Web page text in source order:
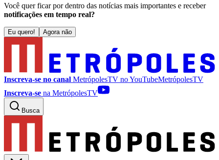
Você quer ficar por dentro das notícias mais importantes e receber
notificações em tempo real?
Eu quero! Agora não
Inscreva-se no canal MetrópolesTV noYouTubeMetrópolesTV
Inscreva-se na MetrópolesTV
Busca